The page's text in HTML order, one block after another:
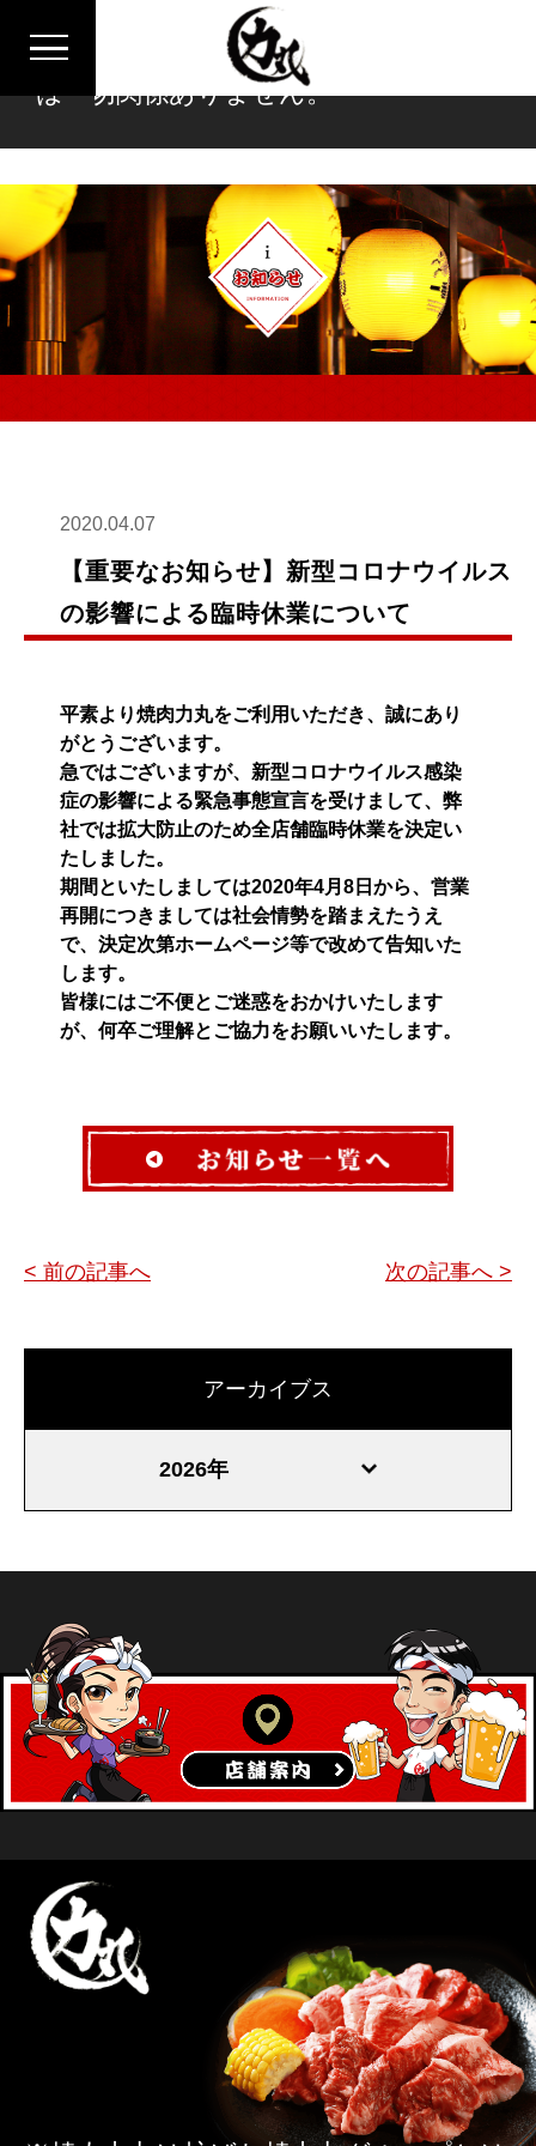
※焼肉力丸は炉ばた焼力丸グループと
は一切関係ありません。
2020.04.07
【重要なお知らせ】新型コロナウイルス
の影響による臨時休業について
平素より焼肉力丸をご利用いただき、誠にあり
がとうございます。
急ではございますが、新型コロナウイルス感染
症の影響による緊急事態宣言を受けまして、弊
社では拡大防止のため全店舗臨時休業を決定い
たしました。
期間といたしましては2020年4月8日から、営業
再開につきましては社会情勢を踏まえたうえ
で、決定次第ホームページ等で改めて告知いた
します。
皆様にはご不便とご迷惑をおかけいたします
が、何卒ご理解とご協力をお願いいたします。
< 前の記事へ 次の記事へ >
アーカイブス
2026年